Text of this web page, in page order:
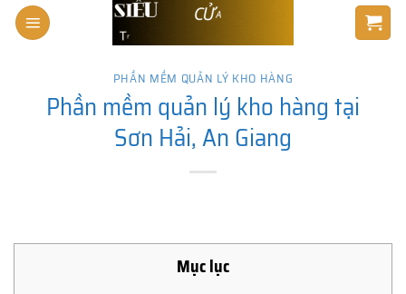
Skip
PHẦN MỀM QUẢN LÝ KHO HÀNG
Phần mềm quản lý kho hàng tại
Sơn Hải, An Giang
Mục lục